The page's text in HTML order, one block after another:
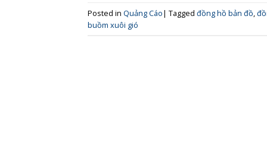
Posted in Quảng Cáo| Tagged đồng hồ bản đồ,
buồm xuôi gió